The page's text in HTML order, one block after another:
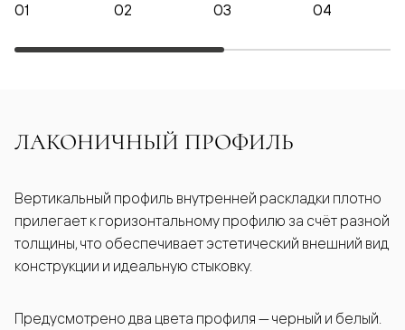
01 02 03 04
ЛАКОНИЧНЫЙ ПРОФИЛЬ
Вертикальный профиль внутренней раскладки плотно
прилегает к горизонтальному профилю за счёт разной
толщины, что обеспечивает эстетический внешний вид
конструкции и идеальную стыковку.
Предусмотрено два цвета профиля — черный и белый.